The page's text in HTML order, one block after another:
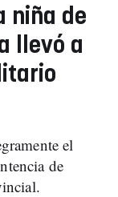
niña de
llevó a
el
de